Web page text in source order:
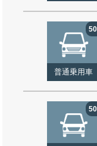
普通乗用車